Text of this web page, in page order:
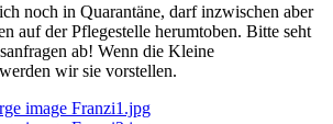
noch in Quarantäne, darf inzwischen aber
auf der Pflegestelle herumtoben. Bitte seht
ab! Wenn die Kleine
wir sie vorstellen.